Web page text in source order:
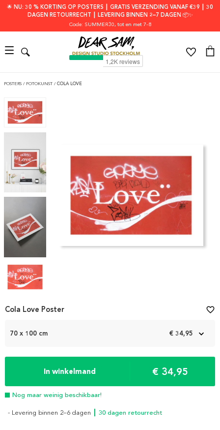
🌟 NU: 30 % KORTING OP POSTERS ┃ GRATIS VERZENDING VANAF €39 ┃ 30
DAGEN RETOURRECHT ┃ LEVERING BINNEN 2–7 DAGEN 📦✨
Code: SUMMER30, tot en met 7-8
POSTERS / FOTOKUNST / COLA LOVE
Item
4
70 x 100 cm € 34,95
In winkelmand € 34,95
Nog maar weinig beschikbaar!
- Levering binnen 2–6 dagen ┃ 30 dagen retourrecht
Cola Love Poster favorite_border